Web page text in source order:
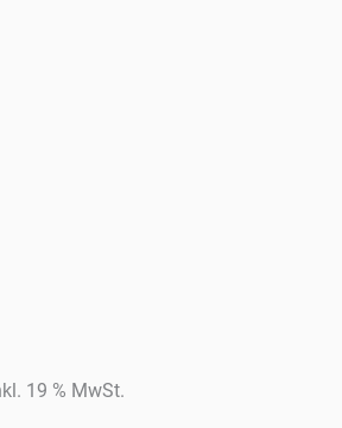
19 % MwSt.